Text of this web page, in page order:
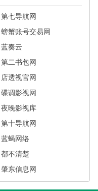
第七导航网
螃蟹账号交易网
蓝奏云
第二书包网
店透视官网
碟调影视网
夜晚影视库
第十导航网
蓝蝎网络
都不清楚
肇东信息网